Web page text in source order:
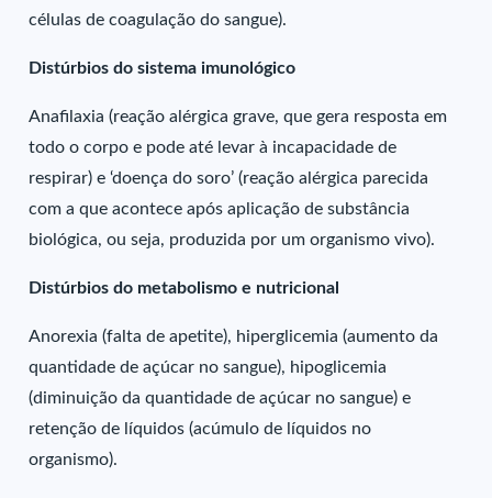
células de coagulação do sangue).
Distúrbios do sistema imunológico
Anafilaxia (reação alérgica grave, que gera resposta em
todo o corpo e pode até levar à incapacidade de
respirar) e ‘doença do soro’ (reação alérgica parecida
com a que acontece após aplicação de substância
biológica, ou seja, produzida por um organismo vivo).
Distúrbios do metabolismo e nutricional
Anorexia (falta de apetite), hiperglicemia (aumento da
quantidade de açúcar no sangue), hipoglicemia
(diminuição da quantidade de açúcar no sangue) e
retenção de líquidos (acúmulo de líquidos no
organismo).